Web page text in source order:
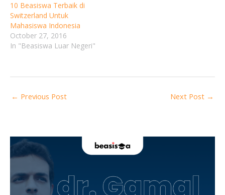
10 Beasiswa Terbaik di
Switzerland Untuk
Mahasiswa Indonesia
October 27, 2016
In "Beasiswa Luar Negeri"
← Previous Post Next Post →